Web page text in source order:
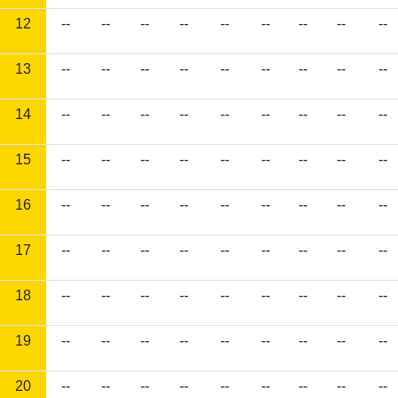
12 -- -- -- -- -- -- -- -- --
13 -- -- -- -- -- -- -- -- --
14 -- -- -- -- -- -- -- -- --
15 -- -- -- -- -- -- -- -- --
16 -- -- -- -- -- -- -- -- --
17 -- -- -- -- -- -- -- -- --
18 -- -- -- -- -- -- -- -- --
19 -- -- -- -- -- -- -- -- --
20 -- -- -- -- -- -- -- -- --